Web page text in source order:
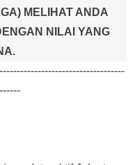
MELIHAT ANDA
NILAI YANG